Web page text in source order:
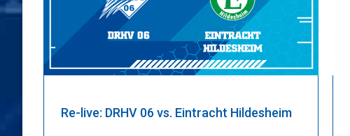
Re-live: DRHV 06 vs. Eintracht Hildesheim